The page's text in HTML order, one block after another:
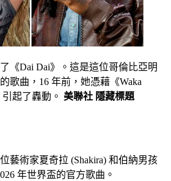
《Dai Dai》。這是這位哥倫比亞明
歌曲，16 年前，她憑藉《Waka
起了轟動。 美聯社 隱藏標題
藝術家夏奇拉 (Shakira) 和伯納男孩
年世界盃的官方歌曲。